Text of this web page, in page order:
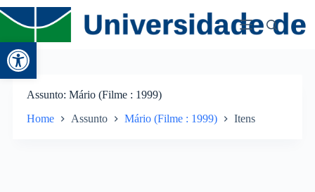
Abrir a barra de ferramentas
Assunto Mário (Filme : 1999)
Home Assunto Mário (Filme : 1999) Itens